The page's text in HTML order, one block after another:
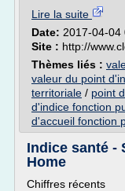
Lire la suite
Date: 2017-04-04
Site : http://
Thèmes liés :
valeur du point
territoriale / point
d'indice fonction
d'accueil fonction
Indice santé -
Home
Chiffres récents